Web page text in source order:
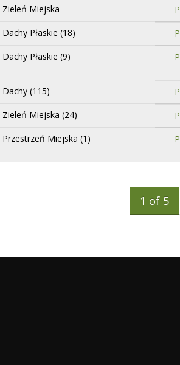
Zieleń Miejska
Dachy Płaskie (18)
Dachy Płaskie (9)
Dachy (115)
Zieleń Miejska (24)
Przestrzeń Miejska (1)
1 of 5